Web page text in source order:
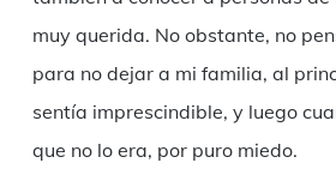
muy querida. No obstante, no
para no dejar a mi familia, al
sentía imprescindible, y luego
que no lo era, por puro miedo.